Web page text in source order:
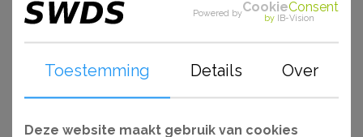
- Toepasbaar in vochtige ruimtes
- Te combineren met schilderij ophangsysteem
Powered byCookieConsent
by IB-Vision
Toestemming Details Over
Deze website maakt gebruik van cookies